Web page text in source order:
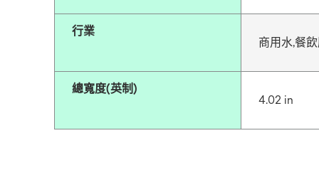
行業
商用水,餐
總寬度(英制)
4.02 in